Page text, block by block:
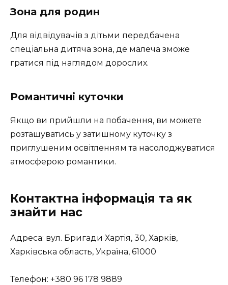
Зона для родин
Для відвідувачів з дітьми передбачена
спеціальна дитяча зона, де малеча зможе
гратися під наглядом дорослих.
Романтичні куточки
Якщо ви прийшли на побачення, ви можете
розташуватись у затишному куточку з
приглушеним освітленням та насолоджуватися
атмосферою романтики.
Контактна інформація та як
знайти нас
Адреса: вул. Бригади Хартія, 30, Харків,
Харківська область, Україна, 61000
Телефон: +380 96 178 9889